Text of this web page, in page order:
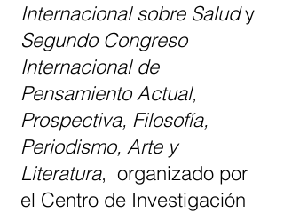
Internacional sobre Saludy
Segundo Congreso
Internacional de
Pensamiento Actual,
Prospectiva, Filosofía,
Periodismo, Arte y
Literatura, organizado por
el Centro de Investigación